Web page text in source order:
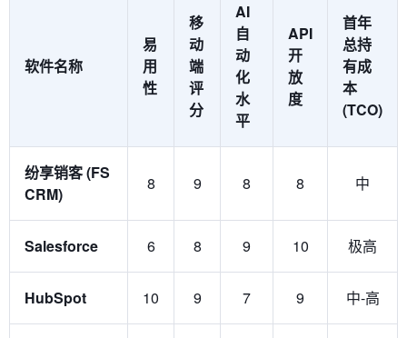
软件名称
易
用
性
移
动
端
评
分
AI
自
动
化
水
平
API
开
放
度
首年
总持
有成
本
(TCO)
纷享销客 (FS
CRM)
8 9 8 8 中
Salesforce 6 8 9 10 极高
HubSpot 10 9 7 9 中-高